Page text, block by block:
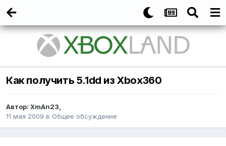
Как получить 5.1dd из Xbox360
Автор: XmAn23,
11 мая 2009 в Общее обсуждение